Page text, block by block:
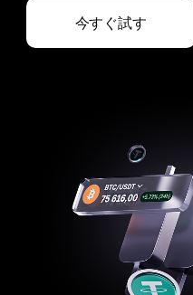
今すぐ試す